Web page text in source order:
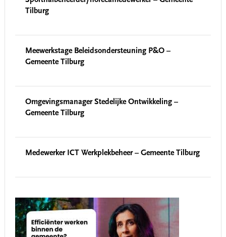
Tilburg
Meewerkstage Beleidsondersteuning P&O –
Gemeente Tilburg
Omgevingsmanager Stedelijke Ontwikkeling –
Gemeente Tilburg
Medewerker ICT Werkplekbeheer – Gemeente Tilburg